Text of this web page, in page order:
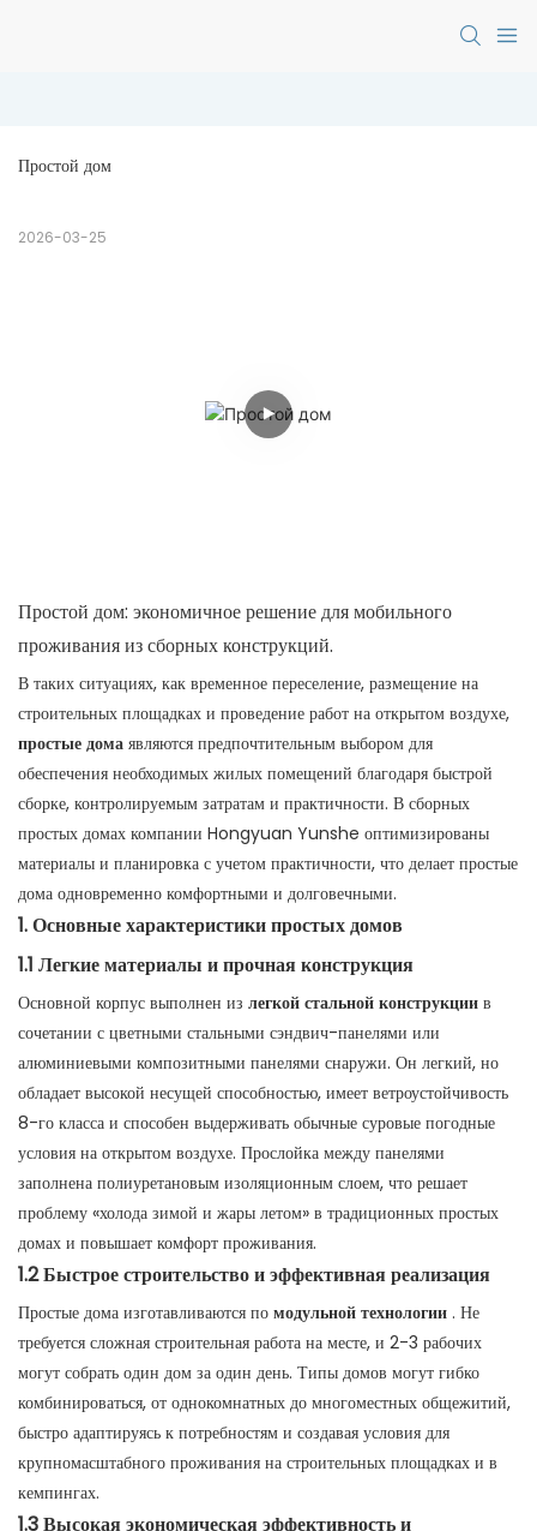
Простой дом
2026-03-25
Простой дом: экономичное решение для мобильного
проживания из сборных конструкций.
В таких ситуациях, как временное переселение, размещение на
строительных площадках и проведение работ на открытом воздухе,
простые дома являются предпочтительным выбором для
обеспечения необходимых жилых помещений благодаря быстрой
сборке, контролируемым затратам и практичности. В сборных
простых домах компании Hongyuan Yunshe оптимизированы
материалы и планировка с учетом практичности, что делает простые
дома одновременно комфортными и долговечными.
1. Основные характеристики простых домов
1.1 Легкие материалы и прочная конструкция
Основной корпус выполнен из легкой стальной конструкции в
сочетании с цветными стальными сэндвич-панелями или
алюминиевыми композитными панелями снаружи. Он легкий, но
обладает высокой несущей способностью, имеет ветроустойчивость
8-го класса и способен выдерживать обычные суровые погодные
условия на открытом воздухе. Прослойка между панелями
заполнена полиуретановым изоляционным слоем, что решает
проблему «холода зимой и жары летом» в традиционных простых
домах и повышает комфорт проживания.
1.2 Быстрое строительство и эффективная реализация
Простые дома изготавливаются по модульной технологии . Не
требуется сложная строительная работа на месте, и 2-3 рабочих
могут собрать один дом за один день. Типы домов могут гибко
комбинироваться, от однокомнатных до многоместных общежитий,
быстро адаптируясь к потребностям и создавая условия для
крупномасштабного проживания на строительных площадках и в
кемпингах.
1.3 Высокая экономическая эффективность и